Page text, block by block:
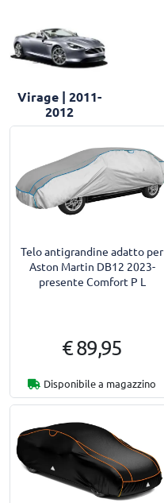
Virage | 2011-
2012
Telo antigrandine adatto per
Aston Martin DB12 2023-
presente Comfort P L
€ 89,95
Disponibile a magazzino